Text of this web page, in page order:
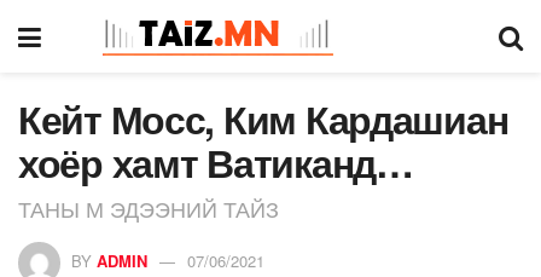
Кейт Мосс, Ким Кардашиан
хоёр хамт Ватиканд…
ТАНЫ М ЭДЭЭНИЙ ТАЙЗ
BY ADMIN 07/06/2021